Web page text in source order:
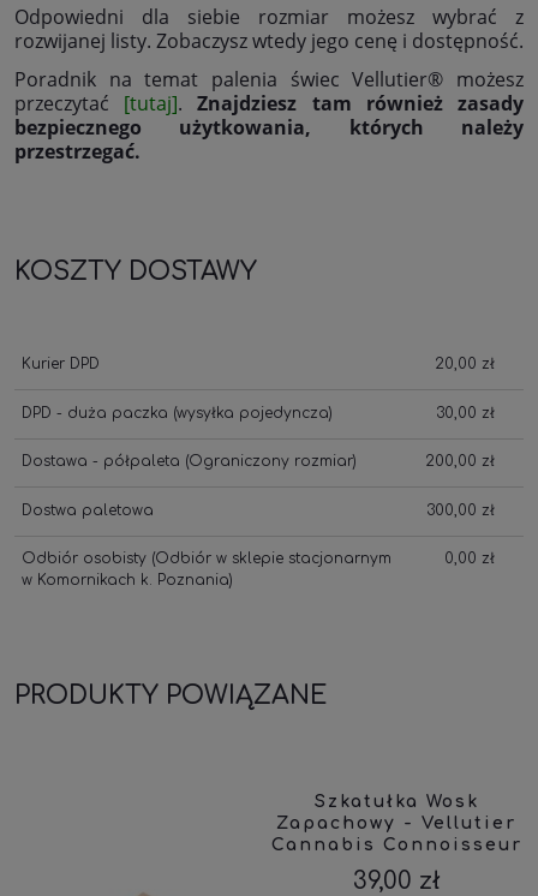
Odpowiedni dla siebie rozmiar możesz wybrać z
rozwijanej listy. Zobaczysz wtedy jego cenę i dostępność.
Poradnik na temat palenia świec Vellutier® możesz
przeczytać [tutaj].Znajdziesz tam również zasady
bezpiecznego użytkowania, których należy
przestrzegać.
KOSZTY DOSTAWY
Kurier DPD 20,00 zł
DPD - duża paczka (wysyłka pojedyncza) 30,00 zł
Dostawa - półpaleta (Ograniczony rozmiar) 200,00 zł
Dostwa paletowa 300,00 zł
Odbiór osobisty (Odbiór w sklepie stacjonarnym
w Komornikach k. Poznania)
0,00 zł
PRODUKTY POWIĄZANE
Szkatułka Wosk
Zapachowy - Vellutier
Cannabis Connoisseur
39,00 zł